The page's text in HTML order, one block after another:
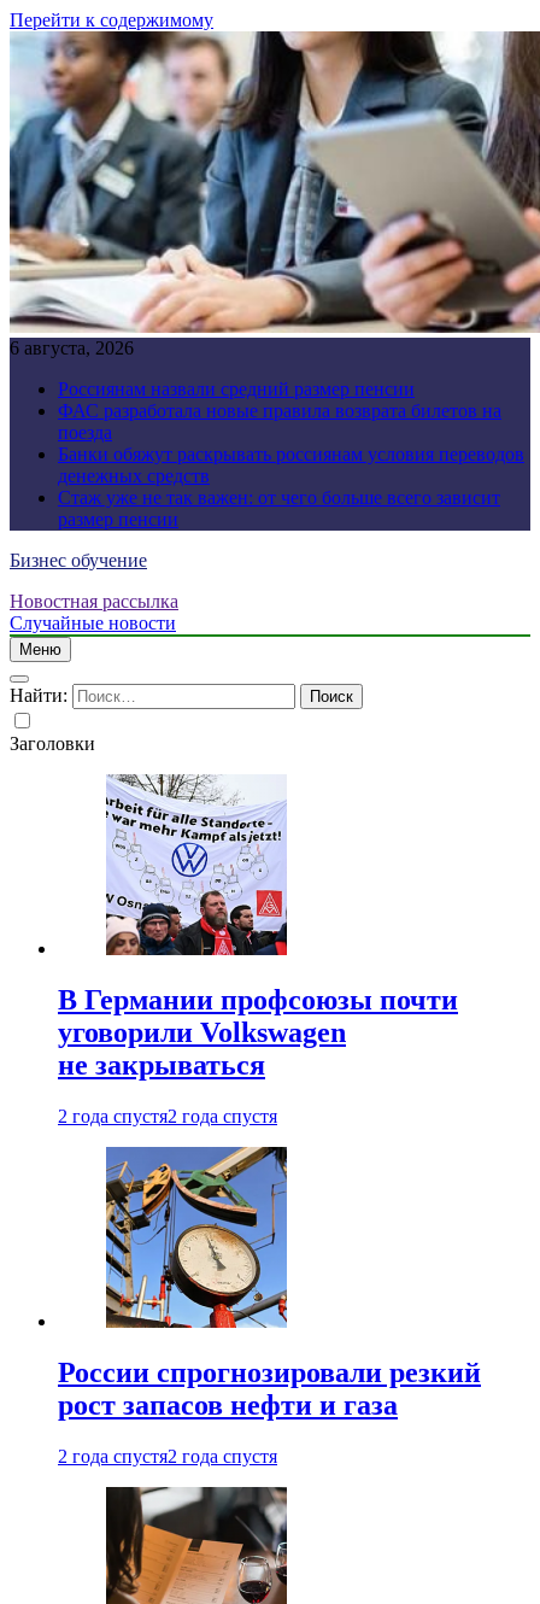
Перейти к содержимому
6 августа, 2026
Россиянам назвали средний размер пенсии
ФАС разработала новые правила возврата билетов на
поезда
Банки обяжут раскрывать россиянам условия переводов
денежных средств
Стаж уже не так важен: от чего больше всего зависит
размер пенсии
Бизнес обучение
Новостная рассылка
Случайные новости
Меню
Найти:
Заголовки
В Германии профсоюзы почти
уговорили Volkswagen
не закрываться
2 года спустя2 года спустя
России спрогнозировали резкий
рост запасов нефти и газа
2 года спустя2 года спустя